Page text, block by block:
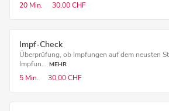
20 Min. 30,00 CHF
Impf-Check
Überprüfung, ob Impfungen auf dem neusten
Impfun... MEHR
5 Min. 30,00 CHF